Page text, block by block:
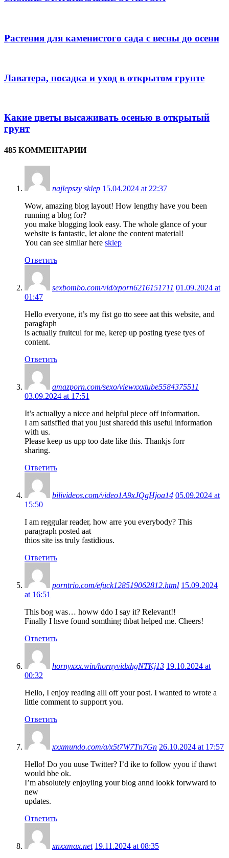
Растения для каменистого сада с весны до осени
Лаватера, посадка и уход в открытом грунте
Какие цветы высаживать осенью в открытый
грунт
485 КОММЕНТАРИИ
najlepszy sklep 15.04.2024 at 22:37
Wow, amazing blog layout! How lengthy have you been
running a blog for?
you make blogging look easy. The whole glance of your
website is fantastic, let alone the content material!
You can see similar here sklep
Ответить
sexbombo.com/vid/xporn6216151711 01.09.2024 at
01:47
Hello everyone, it’s my fist go tto seee aat this website, and
paragfaph
is actually fruitcul for me, kerep up posting tyese tyes of
content.
Ответить
amazporn.com/sexo/viewxxxtube5584375511
03.09.2024 at 17:51
It’s actuallyy a nicce and helpful piece off information.
I am satisffied that you just sharedd this useful information
with us.
Please keep us upp too date like this. Thankjs forr
sharing.
Ответить
bilivideos.com/video1A9xJQgHjoa14 05.09.2024 at
15:50
I am reggular reader, how arre you everybody? This
paragraph posted aat
thios site iss truly fastidious.
Ответить
porntrio.com/efuck128519062812.html 15.09.2024
at 16:51
This bog was… howw ddo I say it? Relevant!!
Finally I hsve found somthing thbat helped me. Cheers!
Ответить
hornyxxx.win/hornyvidxhgNTKj13 19.10.2024 at
00:32
Hello, I enjoy reading alll off your post. I wanted to wrote a
little comment to supporrt you.
Ответить
xxxmundo.com/a/x5t7W7Tn7Gn 26.10.2024 at 17:57
Hello! Do you uuse Twitter? I’d ike to follow yyou if thawt
would bbe ok.
I’m absolutely enjoyiing your blog annd lookk forwward to
new
updates.
Ответить
xnxxmax.net 19.11.2024 at 08:35